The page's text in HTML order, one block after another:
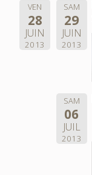
VEN
28
JUIN
2013
SAM
29
JUIN
2013
SAM
06
JUIL
2013